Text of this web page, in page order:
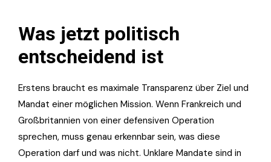
Was jetzt politisch
entscheidend ist
Erstens braucht es maximale Transparenz über Ziel und
Mandat einer möglichen Mission. Wenn Frankreich und
Großbritannien von einer defensiven Operation
sprechen, muss genau erkennbar sein, was diese
Operation darf und was nicht. Unklare Mandate sind in